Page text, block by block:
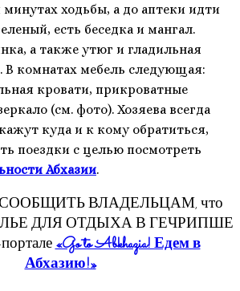
ходьбы, а до аптеки идти
есть беседка и мангал.
а также утюг и гладильная
В комнатах мебель следующая:
кровати, прикроватные
(см. фото). Хозяева всегда
куда и к кому обратиться,
поездки с целью посмотреть
Абхазии.
ВЛАДЕЛЬЦАМ, что
ДЛЯ ОТДЫХА В ГЕЧРИПШЕ
«Go to Abkhazia! Едем в
Абхазию!»